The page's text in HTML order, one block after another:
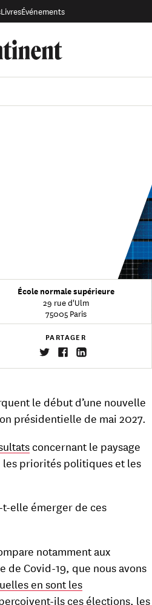
LivresÉvénements
École normale supérieure
29 rue d'Ulm
75005 Paris
PARTAGER
le début d’une nouvelle
présidentielle de mai 2027.
concernant le paysage
priorités politiques et les
t-elle émerger de ces
notamment aux
Covid-19, que nous avons
en sont les
ils ces élections, les